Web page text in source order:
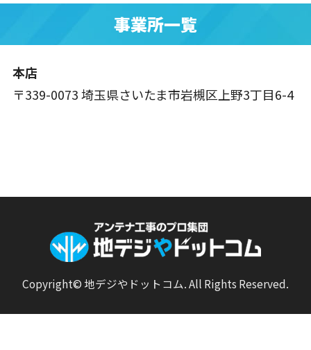
事業所一覧
本店
〒339-0073 埼玉県さいたま市岩槻区上野3丁目6-4
Copyright© 地デジやドットコム. All Rights Reserved.